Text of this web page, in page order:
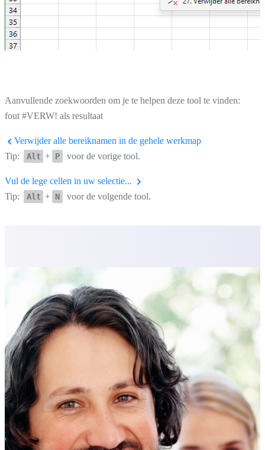
Aanvullende zoekwoorden om je te helpen deze tool te vinden:
fout #VERW! als resultaat
Verwijder alle bereiknamen in de gehele werkmap
Tip:
Alt + P voor de vorige tool.
Vul de lege cellen in uw selectie...
Tip:
Alt + N voor de volgende tool.